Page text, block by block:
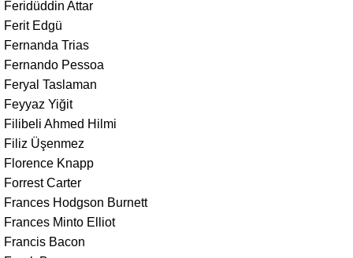
Feridüddin Attar
Ferit Edgü
Fernanda Trias
Fernando Pessoa
Feryal Taslaman
Feyyaz Yiğit
Filibeli Ahmed Hilmi
Filiz Üşenmez
Florence Knapp
Forrest Carter
Frances Hodgson Burnett
Frances Minto Elliot
Francis Bacon